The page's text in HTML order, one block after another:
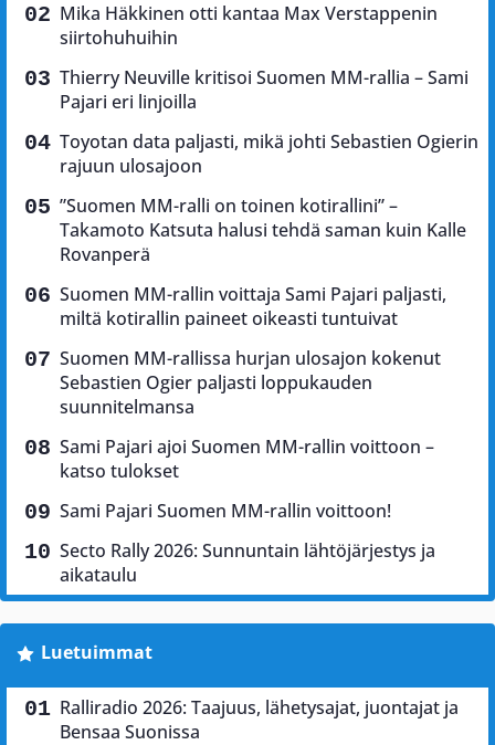
Mika Häkkinen otti kantaa Max Verstappenin
siirtohuhuihin
Thierry Neuville kritisoi Suomen MM-rallia – Sami
Pajari eri linjoilla
Toyotan data paljasti, mikä johti Sebastien Ogierin
rajuun ulosajoon
”Suomen MM-ralli on toinen kotirallini” –
Takamoto Katsuta halusi tehdä saman kuin Kalle
Rovanperä
Suomen MM-rallin voittaja Sami Pajari paljasti,
miltä kotirallin paineet oikeasti tuntuivat
Suomen MM-rallissa hurjan ulosajon kokenut
Sebastien Ogier paljasti loppukauden
suunnitelmansa
Sami Pajari ajoi Suomen MM-rallin voittoon –
katso tulokset
Sami Pajari Suomen MM-rallin voittoon!
Secto Rally 2026: Sunnuntain lähtöjärjestys ja
aikataulu
Luetuimmat
Ralliradio 2026: Taajuus, lähetysajat, juontajat ja
Bensaa Suonissa